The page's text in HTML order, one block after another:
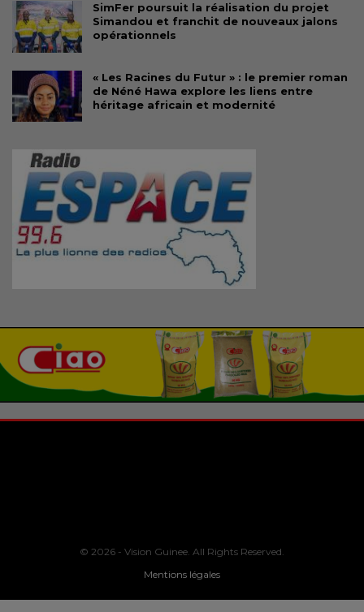
SimFer poursuit la réalisation du projet
Simandou et franchit de nouveaux jalons
opérationnels
« Les Racines du Futur » : le premier roman
de Néné Hawa explore les liens entre
héritage africain et modernité
© 2026 - Vision Guinee. All Rights Reserved.
Mentions légales